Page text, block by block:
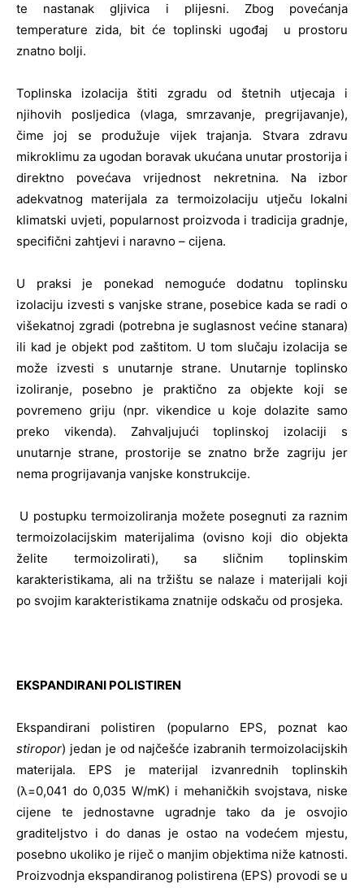
te nastanak gljivica i plijesni. Zbog povećanja
temperature zida, bit će toplinski ugođaj u prostoru
znatno bolji.
Toplinska izolacija štiti zgradu od štetnih utjecaja i
njihovih posljedica (vlaga, smrzavanje, pregrijavanje),
čime joj se produžuje vijek trajanja. Stvara zdravu
mikroklimu za ugodan boravak ukućana unutar prostorija i
direktno povećava vrijednost nekretnina. Na izbor
adekvatnog materijala za termoizolaciju utječu lokalni
klimatski uvjeti, popularnost proizvoda i tradicija gradnje,
specifični zahtjevi i naravno – cijena.
U praksi je ponekad nemoguće dodatnu toplinsku
izolaciju izvesti s vanjske strane, posebice kada se radi o
višekatnoj zgradi (potrebna je suglasnost većine stanara)
ili kad je objekt pod zaštitom. U tom slučaju izolacija se
može izvesti s unutarnje strane. Unutarnje toplinsko
izoliranje, posebno je praktično za objekte koji se
povremeno griju (npr. vikendice u koje dolazite samo
preko vikenda). Zahvaljujući toplinskoj izolaciji s
unutarnje strane, prostorije se znatno brže zagriju jer
nema progrijavanja vanjske konstrukcije.
U postupku termoizoliranja možete posegnuti za raznim
termoizolacijskim materijalima (ovisno koji dio objekta
želite termoizolirati), sa sličnim toplinskim
karakteristikama, ali na tržištu se nalaze i materijali koji
po svojim karakteristikama znatnije odskaču od prosjeka.
EKSPANDIRANI POLISTIREN
Ekspandirani polistiren (popularno EPS, poznat kao
stiropor) jedan je od najčešće izabranih termoizolacijskih
materijala. EPS je materijal izvanrednih toplinskih
(λ=0,041 do 0,035 W/mK) i mehaničkih svojstava, niske
cijene te jednostavne ugradnje tako da je osvojio
graditeljstvo i do danas je ostao na vodećem mjestu,
posebno ukoliko je riječ o manjim objektima niže katnosti.
Proizvodnja ekspandiranog polistirena (EPS) provodi se u